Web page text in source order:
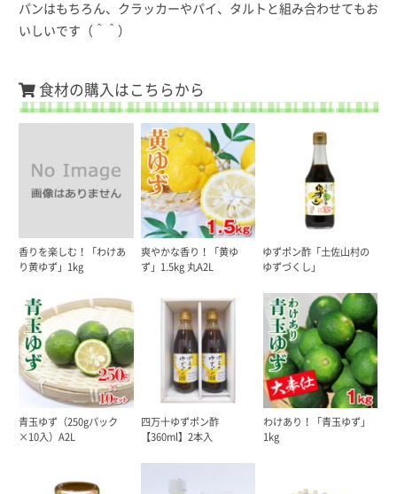
パンはもちろん、クラッカーやパイ、タルトと組み合わせてもお
いしいです（＾＾）
食材の購入はこちらから
香りを楽しむ！「わけあ
り黄ゆず」1kg
爽やかな香り！「黄ゆ
ず」1.5kg 丸A2L
ゆずポン酢「土佐山村の
ゆずづくし」
青玉ゆず（250gパック
×10入）A2L
四万十ゆずポン酢
【360ml】2本入
わけあり！「青玉ゆず」
1kg